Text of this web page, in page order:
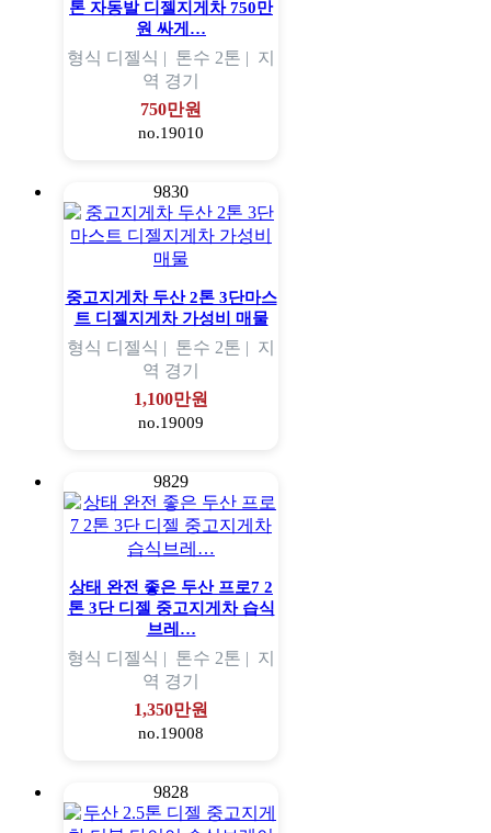
톤 자동발 디젤지게차 750만
원 싸게…
형식 디젤식 | 톤수 2톤 | 지
역 경기
750만원
no.19010
9830
중고지게차 두산 2톤 3단마스
트 디젤지게차 가성비 매물
형식 디젤식 | 톤수 2톤 | 지
역 경기
1,100만원
no.19009
9829
상태 완전 좋은 두산 프로7 2
톤 3단 디젤 중고지게차 습식
브레…
형식 디젤식 | 톤수 2톤 | 지
역 경기
1,350만원
no.19008
9828